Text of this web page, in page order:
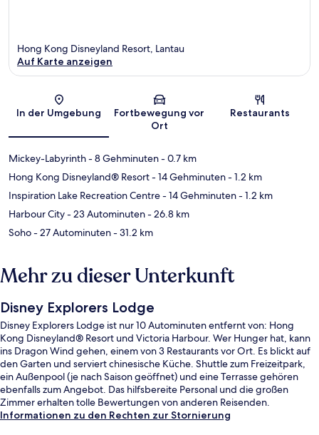
Karte
Hong Kong Disneyland Resort, Lantau
Auf Karte anzeigen
In der Umgebung
Fortbewegung vor
Ort
Restaurants
Mickey-Labyrinth- 8 Gehminuten- 0.7 km
Hong Kong Disneyland® Resort- 14 Gehminuten- 1.2 km
Inspiration Lake Recreation Centre- 14 Gehminuten- 1.2 km
Harbour City- 23 Autominuten- 26.8 km
Soho- 27 Autominuten- 31.2 km
Mehr zu dieser Unterkunft
Disney Explorers Lodge
Disney Explorers Lodge ist nur 10 Autominuten entfernt von: Hong
Kong Disneyland® Resort und Victoria Harbour. Wer Hunger hat, kann
ins Dragon Wind gehen, einem von 3 Restaurants vor Ort. Es blickt auf
den Garten und serviert chinesische Küche. Shuttle zum Freizeitpark,
ein Außenpool (je nach Saison geöffnet) und eine Terrasse gehören
ebenfalls zum Angebot. Das hilfsbereite Personal und die großen
Zimmer erhalten tolle Bewertungen von anderen Reisenden.
Informationen zu den Rechten zur Stornierung